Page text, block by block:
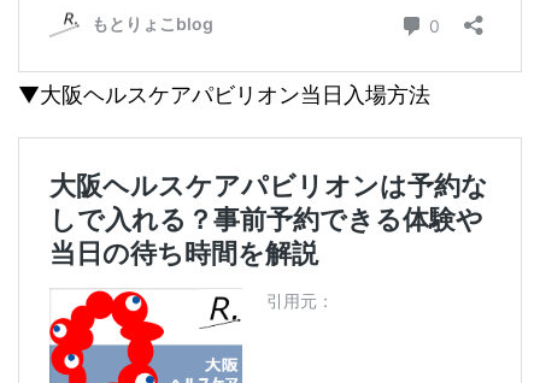
▼大阪ヘルスケアパビリオン当日入場方法